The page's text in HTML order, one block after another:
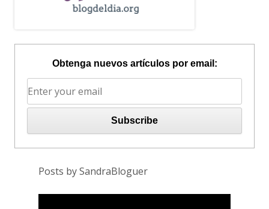
Obtenga nuevos artículos por email:
Posts by SandraBloguer